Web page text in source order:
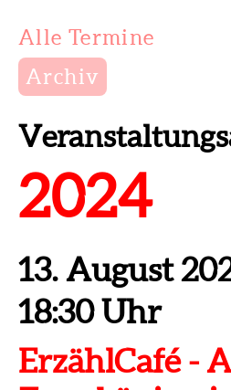
Alle Termine
Archiv
2024
13. August
18:30 Uhr
ErzählCafé -